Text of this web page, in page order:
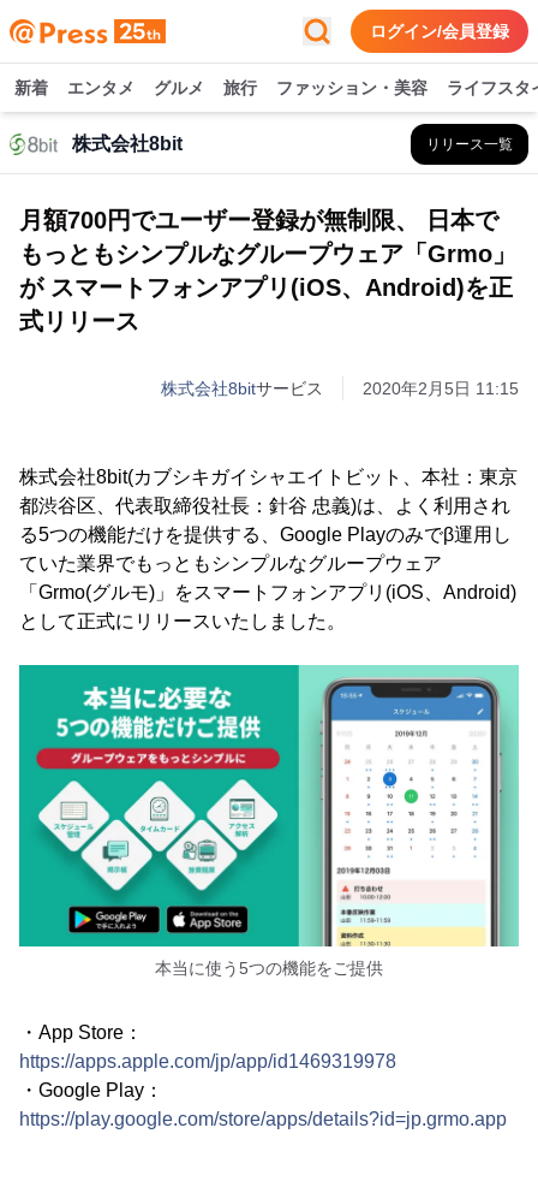
ログイン/会員登録
新着 エンタメ グルメ 旅行 ファッション・美容 ライフスタ
株式会社8bit リリース一覧
月額700円でユーザー登録が無制限、 日本で
もっともシンプルなグループウェア「Grmo」
が スマートフォンアプリ(iOS、Android)を正
式リリース
株式会社8bitサービス 2020年2月5日 11:15
株式会社8bit(カブシキガイシャエイトビット、本社：東京
都渋谷区、代表取締役社長：針谷 忠義)は、よく利用され
る5つの機能だけを提供する、Google Playのみでβ運用し
ていた業界でもっともシンプルなグループウェア
「Grmo(グルモ)」をスマートフォンアプリ(iOS、Android)
として正式にリリースいたしました。
本当に使う5つの機能をご提供
・App Store：
https://apps.apple.com/jp/app/id1469319978
・Google Play：
https://play.google.com/store/apps/details?id=jp.grmo.app